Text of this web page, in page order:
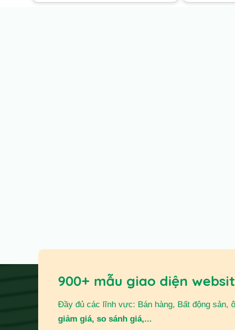
900+ mẫu giao diện
Đầy đủ các lĩnh vực: Bán hàng, Bất động sản,
giảm giá, so sánh giá,...